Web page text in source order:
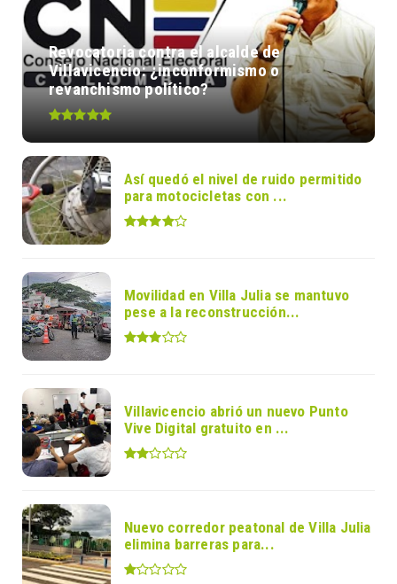
Revocatoria contra el alcalde de
Villavicencio: ¿inconformismo o
revanchismo político?
Así quedó el nivel de ruido permitido
para motocicletas con ...
Movilidad en Villa Julia se mantuvo
pese a la reconstrucción...
Villavicencio abrió un nuevo Punto
Vive Digital gratuito en ...
Nuevo corredor peatonal de Villa Julia
elimina barreras para...